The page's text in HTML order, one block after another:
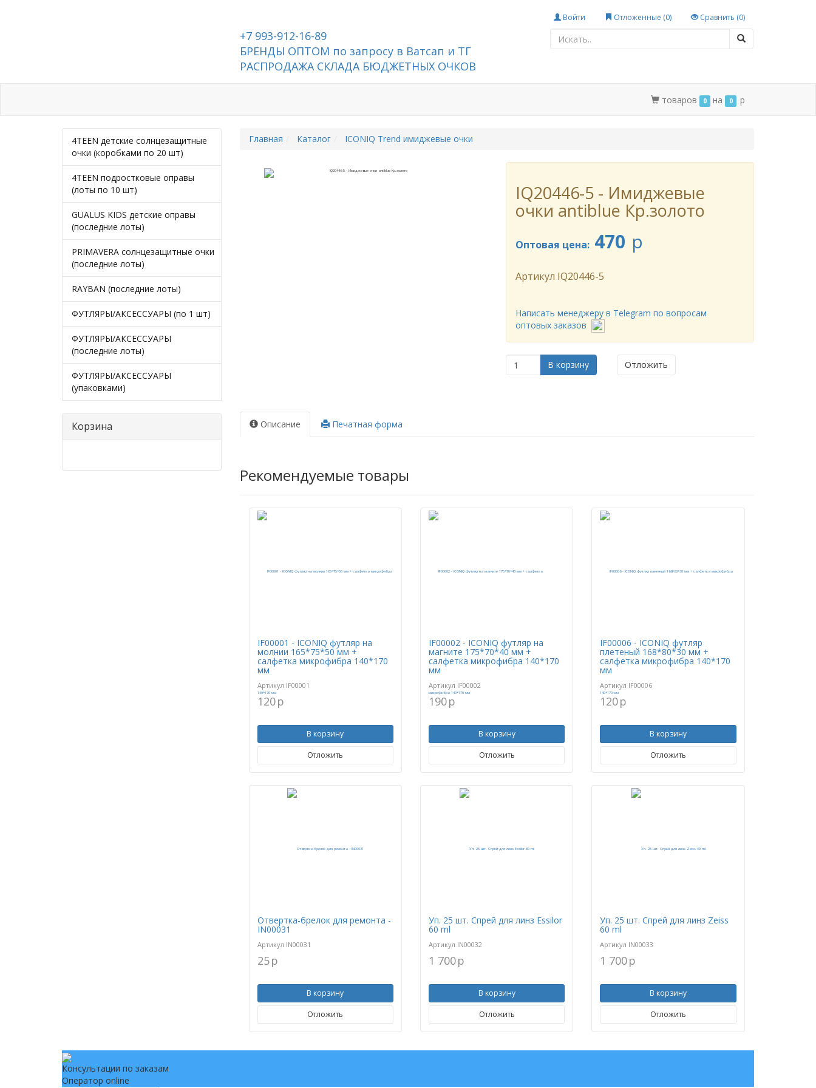
Войти Отложенные (0) Сравнить (0)
+7 993-912-16-89
БРЕНДЫ ОПТОМ по запросу в Ватсап и ТГ
РАСПРОДАЖА СКЛАДА БЮДЖЕТНЫХ ОЧКОВ
товаров 0 на 0 p
4TEEN детские солнцезащитные
очки (коробками по 20 шт)
4TEEN подростковые оправы
(лоты по 10 шт)
GUALUS KIDS детские оправы
(последние лоты)
PRIMAVERA солнцезащитные очки
(последние лоты)
RAYBAN (последние лоты)
ФУТЛЯРЫ/АКСЕССУАРЫ (по 1 шт)
ФУТЛЯРЫ/АКСЕССУАРЫ
(последние лоты)
ФУТЛЯРЫ/АКСЕССУАРЫ
(упаковками)
Корзина
Главная Каталог ICONIQ Trend имиджевые очки
IQ20446-5 - Имиджевые
очки antiblue Кр.золото
Оптовая цена: 470 p
Артикул IQ20446-5
Написать менеджеру в Telegram по вопросам
оптовых заказов
В корзину Отложить
Описание Печатная форма
Рекомендуемые товары
IF00001 - ICONIQ футляр на
молнии 165*75*50 мм +
салфетка микрофибра 140*170
мм
Артикул IF00001
120p
В корзину
Отложить
IF00002 - ICONIQ футляр на
магните 175*70*40 мм +
салфетка микрофибра 140*170
мм
Артикул IF00002
190p
В корзину
Отложить
IF00006 - ICONIQ футляр
плетеный 168*80*30 мм +
салфетка микрофибра 140*170
мм
Артикул IF00006
120p
В корзину
Отложить
Отвертка-брелок для ремонта -
IN00031
Артикул IN00031
25p
В корзину
Отложить
Уп. 25 шт. Спрей для линз Essilor
60 ml
Артикул IN00032
1 700p
В корзину
Отложить
Уп. 25 шт. Спрей для линз Zeiss
60 ml
Артикул IN00033
1 700p
В корзину
Отложить
Консультации по заказам
Оператор online